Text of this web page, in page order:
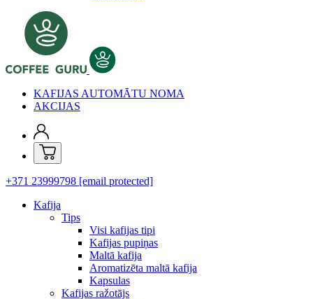
KAFIJAS AUTOMĀTU NOMA
AKCIJAS
+371 23999798 [email protected]
Kafija
Tips
Visi kafijas tipi
Kafijas pupiņas
Maltā kafija
Aromatizēta maltā kafija
Kapsulas
Kafijas ražotājs